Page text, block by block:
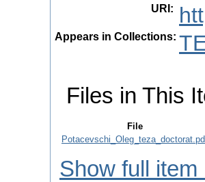
URI :
Appears in Collections:
Files in This
File
Show full item